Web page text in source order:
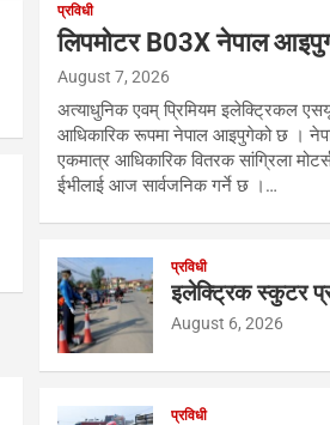
प्रविधी
लिपमोटर B03X नेपाल
August 7, 2026
अत्याधुनिक एवम् प्रिमियम इलेक्ट्रिकल
आधिकारिक रूपमा नेपाल आइपुगेको छ ।
एकमात्र आधिकारिक वितरक सांग्रिला मोटर्स
ईभीलाई आज सार्वजनिक गर्ने छ ।…
प्रविधी
इलेक्ट्रिक स्कुटर
August 6, 2026
प्रविधी